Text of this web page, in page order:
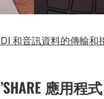
和音訊資料的傳輸和
應用程式